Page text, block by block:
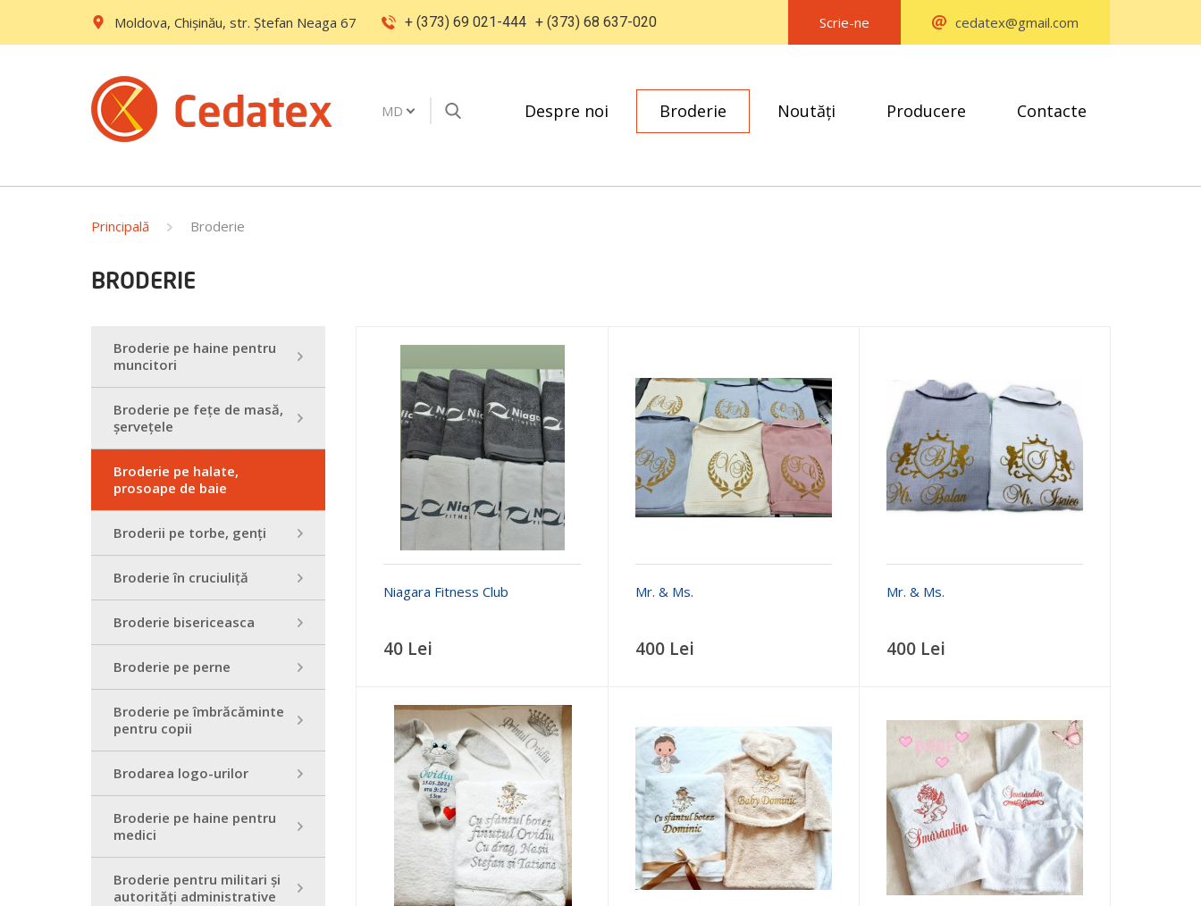
Moldova, Chișinău, str. Ştefan Neaga 67 + (373) 69 021-444 + (373) 68 637-020 Scrie-ne cedatex@gmail.com
MD Despre noi Broderie Noutăți Producere Contacte
Principală Broderie
BRODERIE
Broderie pe haine pentru
muncitori
Broderie pe fețe de masă,
șervețele
Broderie pe halate,
prosoape de baie
Broderii pe torbe, genți
Broderie în cruciuliță
Broderie bisericeasca
Broderie pe perne
Broderie pe îmbrăcăminte
pentru copii
Brodarea logo-urilor
Broderie pe haine pentru
medici
Broderie pentru militari și
autorități administrative
Niagara Fitness Club
40 Lei
Mr. & Ms.
400 Lei
Mr. & Ms.
400 Lei